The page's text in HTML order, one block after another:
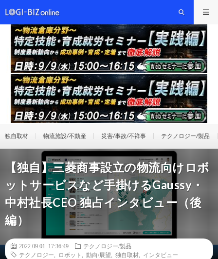
独自取材 物流施設/不動産 災害/事故/不祥事 テクノロジー/製品
【独自】三菱商事設立の物流向けロボ
ットサービスなど手掛けるGaussy・
中村社長CEO 独占インタビュー（後
編）
2022.09.01 17:36:49
テクノロジー/製品
テクノロジー
ロボット 動向/展望 独自取材 インタビュー